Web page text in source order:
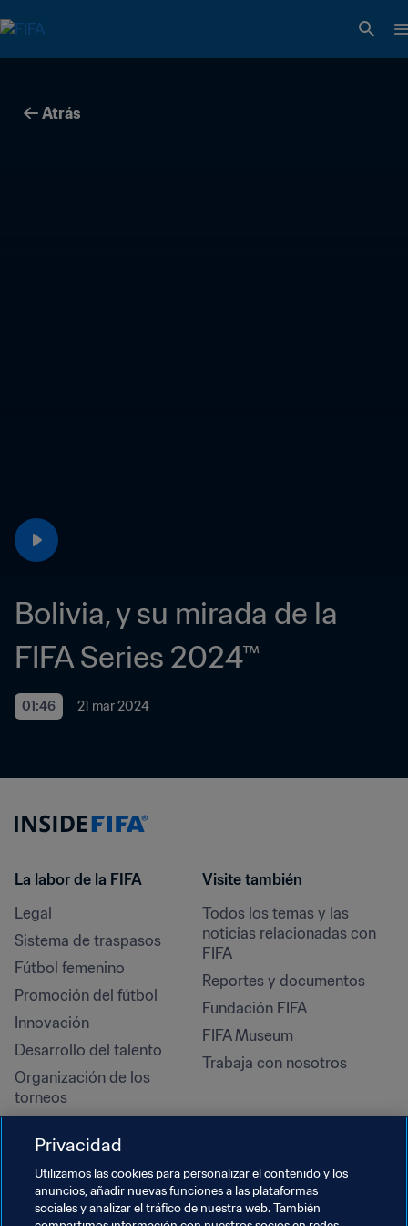
Atrás
Bolivia, y su mirada de la
FIFA Series 2024™
01:46 21 mar 2024
La labor de la FIFA
Legal
Sistema de traspasos
Fútbol femenino
Promoción del fútbol
Innovación
Desarrollo del talento
Organización de los
torneos
Derechos humanos y lucha
contra la discriminación
Salud y atención médica
Visite también
Todos los temas y las
noticias relacionadas con
FIFA
Reportes y documentos
Fundación FIFA
FIFA Museum
Trabaja con nosotros
Privacidad
Utilizamos las cookies para personalizar el contenido y los
anuncios, añadir nuevas funciones a las plataformas
sociales y analizar el tráfico de nuestra web. También